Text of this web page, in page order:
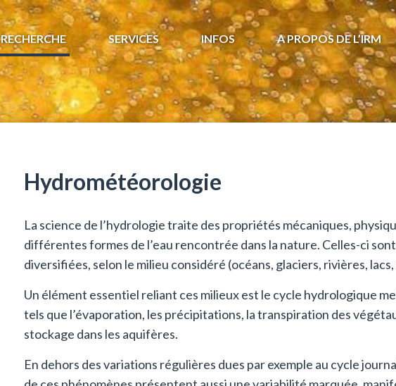
RECHERCHE SERVICES INFOS A PROPOS DE L’IRM
Hydrométéorologie
La science de l’hydrologie traite des propriétés mécaniques,
différentes formes de l’eau rencontrée dans la nature. Celles-ci
diversifiées, selon le milieu considéré (océans, glaciers, rivières,
Un élément essentiel reliant ces milieux est le cycle hydrologique
tels que l’évaporation, les précipitations, la transpiration des
stockage dans les aquifères.
En dehors des variations régulières dues par exemple au cycle